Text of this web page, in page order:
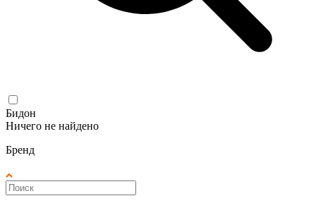
Бидон
Ничего не найдено
Бренд